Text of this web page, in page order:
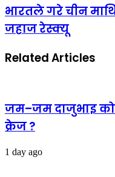
भारतले गरे चीन
जहाज रेस्क्यू
Related Articles
जम–जम दाजुभाइ को
क्रेज ?
1 day ago